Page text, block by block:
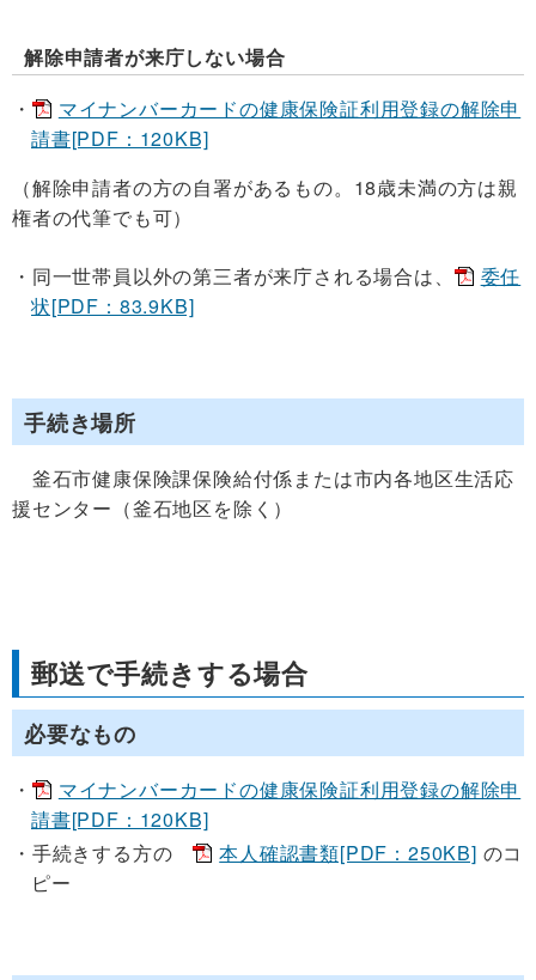
解除申請者が来庁しない場合
マイナンバーカードの健康保険証利用登録の解除申
請書[PDF：120KB]
（解除申請者の方の自署があるもの。18歳未満の方は親
権者の代筆でも可）
同一世帯員以外の第三者が来庁される場合は、
委任
状[PDF：83.9KB]
手続き場所
釜石市健康保険課保険給付係または市内各地区生活応
援センター（釜石地区を除く）
郵送で手続きする場合
必要なもの
マイナンバーカードの健康保険証利用登録の解除申
請書[PDF：120KB]
手続きする方の
本人確認書類[PDF：250KB] のコ
ピー